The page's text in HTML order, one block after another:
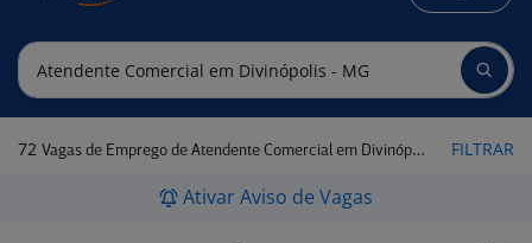
72 Vagas de Emprego de Atendente Comercial em Divinópolis - MG FILTRAR
Ativar Aviso de Vagas